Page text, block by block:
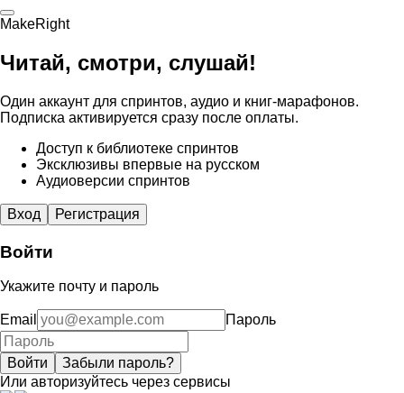
MakeRight
Читай, смотри, слушай!
Один аккаунт для спринтов, аудио и книг-марафонов.
Подписка активируется сразу после оплаты.
Доступ к библиотеке спринтов
Эксклюзивы впервые на русском
Аудиоверсии спринтов
Вход Регистрация
Войти
Укажите почту и пароль
Email Пароль
Войти
Забыли пароль?
Или авторизуйтесь через сервисы